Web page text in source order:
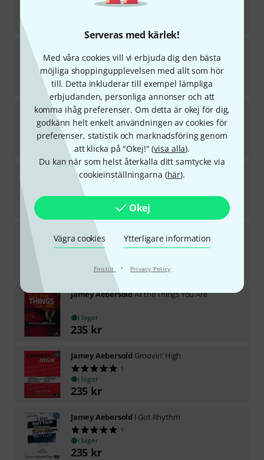
Serveras med kärlek!
Med våra cookies vill vi erbjuda dig den bästa
möjliga shoppingupplevelsen med allt som hör
till. Detta inkluderar till exempel lämpliga
erbjudanden, personliga annonser och att
komma ihåg preferenser. Om detta är okej för dig,
godkänn helt enkelt användningen av cookies för
preferenser, statistik och marknadsföring genom
att klicka på "Okej!" (visa alla).
Du kan när som helst återkalla ditt samtycke via
cookieinställningarna (här).
Okej
Vägra cookies Ytterligare information
Finstilt · Privacy Policy
2
i lager
235 kr
Jamey Aebersold Maiden Voyage A-Sax
1
i lager
248kr
Jamey Aebersold David Sanborn Songs
i lager
Jamey Aebersold
kr
Jamey AebersoldAll the Things You Are
i lager
235 kr
Jamey Aebersold Groovin' High
1
i lager
235 kr
Jamey Aebersold I Got Rhythm
1
i lager
235 kr